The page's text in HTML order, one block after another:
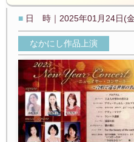
■ 日 時｜2025年01月24日(
なかにし作品上演